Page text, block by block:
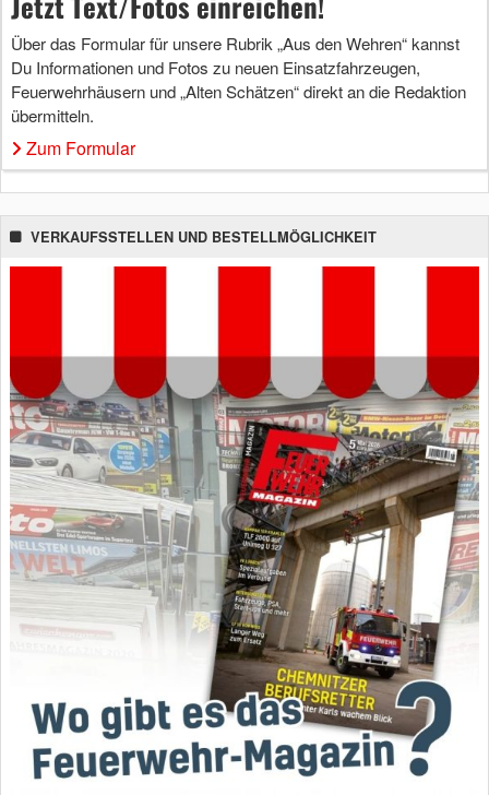
Über das Formular für unsere Rubrik „Aus den Wehren“ kannst
Du Informationen und Fotos zu neuen Einsatzfahrzeugen,
Feuerwehrhäusern und „Alten Schätzen“ direkt an die Redaktion
übermitteln.
Zum Formular
VERKAUFSSTELLEN UND BESTELLMÖGLICHKEIT